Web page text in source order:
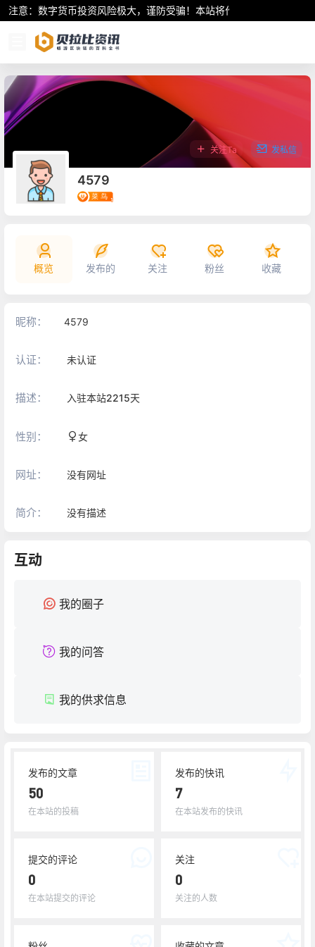
注意：数字货币投资风险极大，谨防受骗！本站将作为行业资讯共享
4579
关注Ta 发私信
概览 发布的 关注 粉丝 收藏
昵称： 4579
认证： 未认证
描述： 入驻本站2215天
性别： 女
网址： 没有网址
简介： 没有描述
互动
我的圈子
我的问答
我的供求信息
发布的文章
50
在本站的投稿
发布的快讯
7
在本站发布的快讯
提交的评论
0
在本站提交的评论
关注
0
关注的人数